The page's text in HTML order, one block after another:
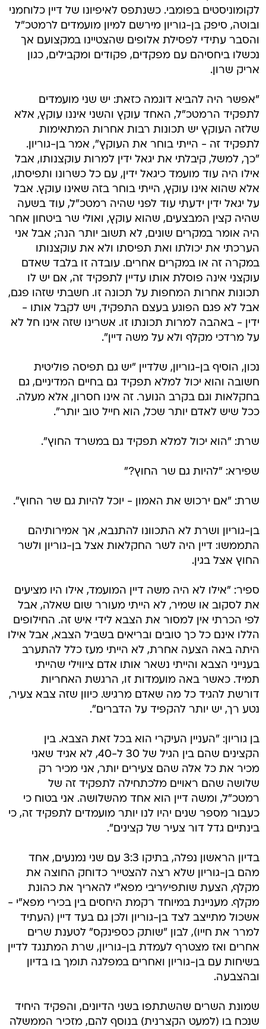
לקומוניסטים בפומבי. כשנתפס לאיפיונו של דיין כלוחמני
ובוטה, סיפק בן-גוריון מירשם למיון מועמדים לרמטכ"ל
והסבר עתידי לפסילת אלופים שהצטיינו במקצועם אך
נכשלו ביחסיהם עם מפקדים, פקודים ומקבילים, כגון
אריק שרון.
"אפשר היה להביא דוגמה כזאת: יש שני מועמדים
לתפקיד הרמטכ"ל, האחד עוקץ והשני איננו עוקץ, אלא
שלזה העוקץ יש תכונות רבות אחרות המתאימות
לתפקיד זה - הייתי בוחר את העוקץ", אמר בן-גוריון.
"כך, למשל, קיבלתי את יגאל ידין למרות עוקצנותו, אבל
אילו היה עוד מועמד כיגאל ידין, עם כל כשרונו ותפיסתו,
אלא שהוא אינו עוקץ, הייתי בוחר בזה שאינו עוקץ. אבל
על יגאל ידין ידעתי עוד לפני שהיה רמטכ"ל, עוד בשעה
שהיה קצין המבצעים, שהוא עוקץ, ואולי שר ביטחון אחר
היה אומר במקרים שונים, לא תשוב יותר הנה; אבל אני
הערכתי את יכולתו ואת תפיסתו ולא את עוקצנותו
במקרה זה או במקרים אחרים. עובדה זו בלבד שאדם
עוקצני אינה פוסלת אותו עדיין לתפקיד זה, אם יש לו
תכונות אחרות המחפות על תכונה זו. חשבתי שזהו פגם,
אבל לא פגם הפוגע בעצם התפקיד, ויש לקבל אותו -
ידין - באהבה למרות תכונתו זו. אשרינו שזה אינו חל לא
על מרדכי מקלף ולא על משה דיין".
נכון, הוסיף בן-גוריון, שלדיין "יש גם תפיסה פוליטית
חשובה והוא יכול למלא תפקיד גם בחיים המדיניים, גם
בחקלאות וגם בקרב הנוער. זה אינו חסרון, אלא מעלה.
ככל שיש לאדם יותר שכל, הוא חייל טוב יותר".
שרת: "הוא יכול למלא תפקיד גם במשרד החוץ".
שפירא: "להיות גם שר החוץ?"
שרת: "אם ירכוש את האמון - יוכל להיות גם שר החוץ".
בן-גוריון ושרת לא התכוונו להתנבא, אך אמירותיהם
התממשו: דיין היה לשר החקלאות אצל בן-גוריון ולשר
החוץ אצל בגין.
ספיר: "אילו לא היה משה דיין המועמד, אילו היו מציעים
את לסקוב או שמיר, לא הייתי מעורר שום שאלה, אבל
לפי הכרתי אין למסור את הצבא לידי איש זה. החילופים
הללו אינם כל כך טובים ובריאים בשביל הצבא, אבל אילו
היתה באה הצעה אחרת, לא הייתי מעז כלל להתערב
בענייני הצבא והייתי נשאר אותו אדם ציווילי שהייתי
תמיד. כאשר באה מועמדות זו, הרגשת האחריות
דורשת להגיד כל מה שאדם מרגיש. כיוון שזה צבא צעיר,
נטע רך, יש יותר להקפיד על הדברים".
בן גוריון: "העניין העיקרי הוא בכל זאת הצבא. בין
הקצינים שהם בין הגיל של 30 ל-40, לא אגיד שאני
מכיר את כל אלה שהם צעירים יותר, אני מכיר רק
שלושה שהם ראויים מלכתחילה לתפקיד זה של
רמטכ"ל, ומשה דיין הוא אחד מהשלושה. אני בטוח כי
כעבור מספר שנים יהיו לנו יותר מועמדים לתפקיד זה, כי
בינתיים גדל דור צעיר של קצינים".
בדיון הראשון נפלה, בתיקו 3:3 עם שני נמנעים, אחד
מהם בן-גוריון שלא רצה להצטייר כדוחק החוצה את
מקלף, הצעת שותפי/יריבי מפא"י להאריך את כהונת
מקלף. מעניינת במיוחד רקמת היחסים בין בכירי מפא"י -
אשכול מתייצב לצד בן-גוריון ולכן גם בעד דיין (העתיד
למרר את חייו), לבון "שותק כספינקס" לטענת שרים
אחרים ואז מצטרף לעמדת בן-גוריון, שרת המתנגד לדיין
בשיחות עם בן-גוריון ואחרים במפלגה תומך בו בדיון
ובהצבעה.
שמונת השרים שהשתתפו בשני הדיונים, והפקיד היחיד
שנכח בו (למעט הקצרנית) בנוסף להם, מזכיר הממשלה